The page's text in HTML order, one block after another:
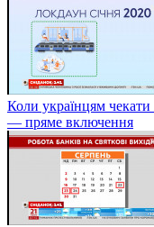
Коли українцям чекати
— пряме включення